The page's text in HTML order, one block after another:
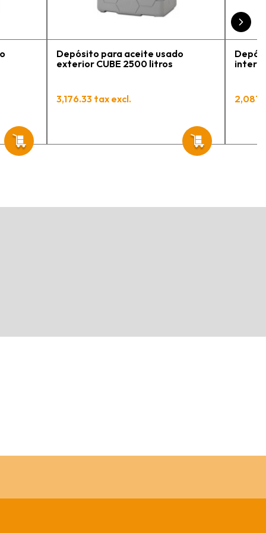
varios pedidos en
Depósito para aceite usado
exterior CUBE 2500 litros
3,176.33 tax excl.